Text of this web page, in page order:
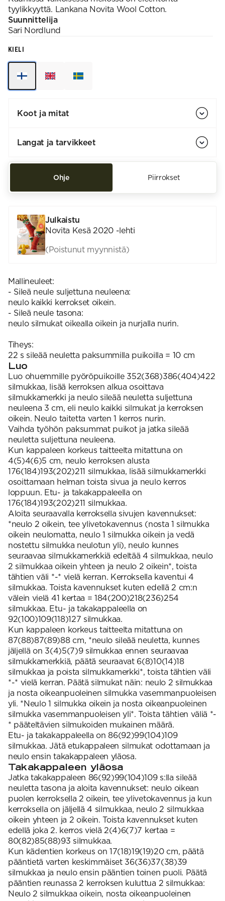
tyylikkyyttä. Lankana Novita Wool Cotton.
Suunnittelija
Sari Nordlund
KIELI
Koot ja mitat
Langat ja tarvikkeet
Ohje Piirrokset
Julkaistu
Novita Kesä 2020 -lehti
(Poistunut myynnistä)
Mallineuleet:
- Sileä neule suljettuna neuleena:
neulo kaikki kerrokset oikein.
- Sileä neule tasona:
neulo silmukat oikealla oikein ja nurjalla nurin.
Tiheys:
22 s sileää neuletta paksummilla puikoilla = 10 cm
Luo
Luo ohuemmille pyöröpuikoille 352(368)386(404)422
silmukkaa, lisää kerroksen alkua osoittava
silmukkamerkki ja neulo sileää neuletta suljettuna
neuleena 3 cm, eli neulo kaikki silmukat ja kerroksen
oikein. Neulo taitetta varten 1 kerros nurin.
Vaihda työhön paksummat puikot ja jatka sileää
neuletta suljettuna neuleena.
Kun kappaleen korkeus taitteelta mitattuna on
4(5)4(6)5 cm, neulo kerroksen alusta
176(184)193(202)211 silmukkaa, lisää silmukkamerkki
osoittamaan helman toista sivua ja neulo kerros
loppuun. Etu- ja takakappaleella on
176(184)193(202)211 silmukkaa.
Aloita seuraavalla kerroksella sivujen kavennukset:
*neulo 2 oikein, tee ylivetokavennus (nosta 1 silmukka
oikein neulomatta, neulo 1 silmukka oikein ja vedä
nostettu silmukka neulotun yli), neulo kunnes
seuraavaa silmukkamerkkiä edeltää 4 silmukkaa, neulo
2 silmukkaa oikein yhteen ja neulo 2 oikein*, toista
tähtien väli *-* vielä kerran. Kerroksella kaventui 4
silmukkaa. Toista kavennukset kuten edellä 2 cm:n
välein vielä 41 kertaa = 184(200)218(236)254
silmukkaa. Etu- ja takakappaleella on
92(100)109(118)127 silmukkaa.
Kun kappaleen korkeus taitteelta mitattuna on
87(88)87(89)88 cm, *neulo sileää neuletta, kunnes
jäljellä on 3(4)5(7)9 silmukkaa ennen seuraavaa
silmukkamerkkiä, päätä seuraavat 6(8)10(14)18
silmukkaa ja poista silmukkamerkki*, toista tähtien väli
*-* vielä kerran. Päätä silmukat näin: neulo 2 silmukkaa
ja nosta oikeanpuoleinen silmukka vasemmanpuoleisen
yli. *Neulo 1 silmukka oikein ja nosta oikeanpuoleinen
silmukka vasemmanpuoleisen yli*. Toista tähtien väliä *-
* pääteltävien silmukoiden mukainen määrä.
Etu- ja takakappaleella on 86(92)99(104)109
silmukkaa. Jätä etukappaleen silmukat odottamaan ja
neulo ensin takakappaleen yläosa.
Takakappaleen yläosa
Jatka takakappaleen 86(92)99(104)109 s:lla sileää
neuletta tasona ja aloita kavennukset: neulo oikean
puolen kerroksella 2 oikein, tee ylivetokavennus ja kun
kerroksella on jäljellä 4 silmukkaa, neulo 2 silmukkaa
oikein yhteen ja 2 oikein. Toista kavennukset kuten
edellä joka 2. kerros vielä 2(4)6(7)7 kertaa =
80(82)85(88)93 silmukkaa.
Kun kädentien korkeus on 17(18)19(19)20 cm, päätä
pääntietä varten keskimmäiset 36(36)37(38)39
silmukkaa ja neulo ensin pääntien toinen puoli. Päätä
pääntien reunassa 2 kerroksen kuluttua 2 silmukkaa:
Neulo 2 silmukkaa oikein, nosta oikeanpuoleinen